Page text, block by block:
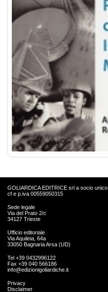
GOLIARDICA EDITRICE srl a socio unico
cf e p.iva 00559050315
Sede legale
Via del Prato 2/c
34127 Trieste
Ufficio editoriale
Via Aquileia, 64a
33050 Bagnaria Arsa (UD)
Tel +39 0432996122
Fax +39 040 566186
info@edizionigoliardiche.it
Privacy
Disclaimer